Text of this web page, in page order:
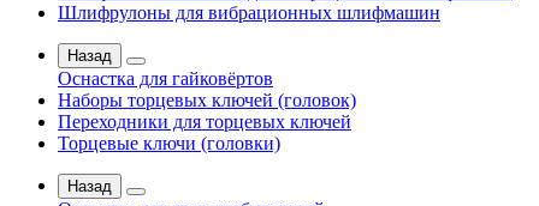
Шлифрулоны для вибрационных шлифмашин
Назад
Оснастка для гайковёртов
Наборы торцевых ключей (головок)
Переходники для торцевых ключей
Торцевые ключи (головки)
Назад